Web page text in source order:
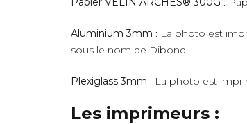
Aluminium 3mm : La photo est
sous le nom de Dibond.
Plexiglass 3mm : La photo est
Les imprimeurs :